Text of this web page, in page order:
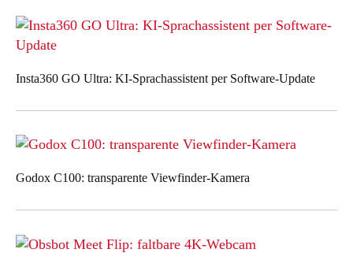
Insta360 GO Ultra: KI-Sprachassistent per Software-Update
Godox C100: transparente Viewfinder-Kamera